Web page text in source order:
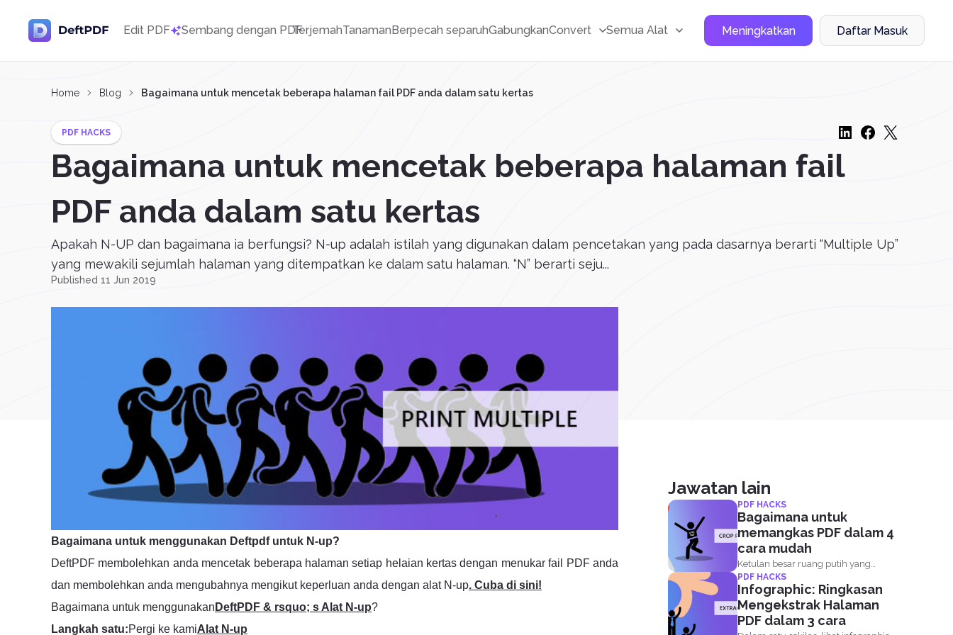
Edit PDF Sembang dengan PDFTerjemahTanamanBerpecah separuhGabungkanConvert Semua Alat Meningkatkan Daftar Masuk
Home Blog Bagaimana untuk mencetak beberapa halaman fail PDF anda dalam satu kertas
PDF HACKS
Bagaimana untuk mencetak beberapa halaman fail
PDF anda dalam satu kertas
Apakah N-UP dan bagaimana ia berfungsi? N-up adalah istilah yang digunakan dalam pencetakan yang pada dasarnya berarti “Multiple Up”
yang mewakili sejumlah halaman yang ditempatkan ke dalam satu halaman. “N” berarti seju...
Published 11 Jun 2019
Bagaimana untuk menggunakan Deftpdf untuk N-up?
DeftPDF membolehkan anda mencetak beberapa halaman setiap helaian kertas dengan menukar fail PDF anda
dan membolehkan anda mengubahnya mengikut keperluan anda dengan alat N-up. Cuba di sini!
Bagaimana untuk menggunakan DeftPDF & rsquo; s Alat N-up?
Langkah satu:Pergi ke kamiAlat N-up
Jawatan lain
PDF HACKS
Bagaimana untuk
memangkas PDF dalam 4
cara mudah
Ketulan besar ruang putih yang
dipanggil margin atau sempadan
ditetapkan...
PDF HACKS
Infographic: Ringkasan
Mengekstrak Halaman
PDF dalam 3 cara